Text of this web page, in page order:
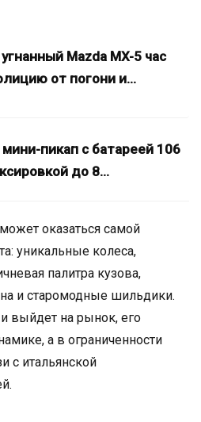
Mazda MX-5 час
от погони и…
пикап с батареей 106
до 8…
оказаться самой
уникальные колеса,
палитра кузова,
и старомодные шильдики.
выйдет на рынок, его
а в ограниченности
с итальянской